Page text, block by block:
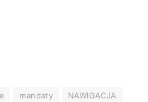
mandaty
NAWIGACJA